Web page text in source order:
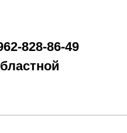
828-86-49